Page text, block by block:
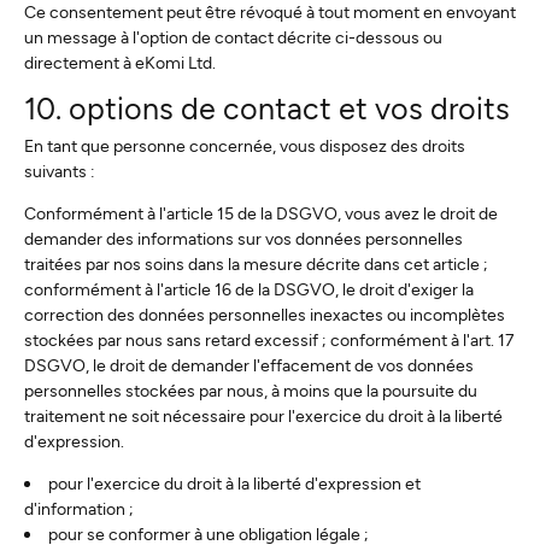
Ce consentement peut être révoqué à tout moment en envoyant
un message à l'option de contact décrite ci-dessous ou
directement à eKomi Ltd.
10. options de contact et vos droits
En tant que personne concernée, vous disposez des droits
suivants :
Conformément à l'article 15 de la DSGVO, vous avez le droit de
demander des informations sur vos données personnelles
traitées par nos soins dans la mesure décrite dans cet article ;
conformément à l'article 16 de la DSGVO, le droit d'exiger la
correction des données personnelles inexactes ou incomplètes
stockées par nous sans retard excessif ; conformément à l'art. 17
DSGVO, le droit de demander l'effacement de vos données
personnelles stockées par nous, à moins que la poursuite du
traitement ne soit nécessaire pour l'exercice du droit à la liberté
d'expression.
pour l'exercice du droit à la liberté d'expression et
d'information ;
pour se conformer à une obligation légale ;